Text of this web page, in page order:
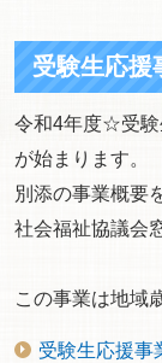
受験生応援
令和4年度☆受験
が始まります。
別添の事業概要
社会福祉協議会
この事業は地域
受験生応援事